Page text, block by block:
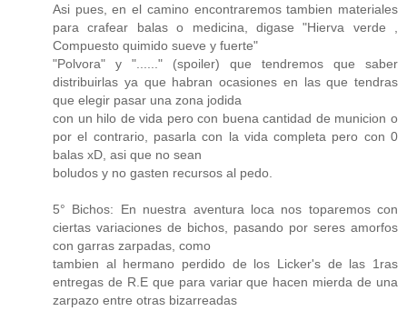
Asi pues, en el camino encontraremos tambien materiales
para crafear balas o medicina, digase "Hierva verde ,
Compuesto quimido sueve y fuerte"
"Polvora" y "......" (spoiler) que tendremos que saber
distribuirlas ya que habran ocasiones en las que tendras
que elegir pasar una zona jodida
con un hilo de vida pero con buena cantidad de municion o
por el contrario, pasarla con la vida completa pero con 0
balas xD, asi que no sean
boludos y no gasten recursos al pedo.
5° Bichos: En nuestra aventura loca nos toparemos con
ciertas variaciones de bichos, pasando por seres amorfos
con garras zarpadas, como
tambien al hermano perdido de los Licker's de las 1ras
entregas de R.E que para variar que hacen mierda de una
zarpazo entre otras bizarreadas